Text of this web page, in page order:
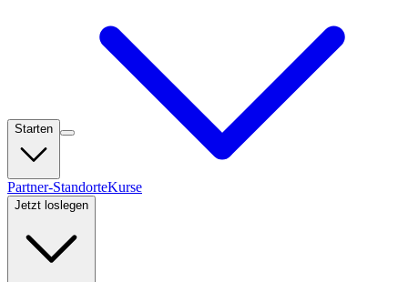
Starten
Partner-StandorteKurse
Jetzt loslegen